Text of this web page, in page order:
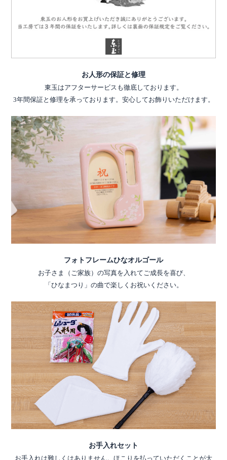
お人形の保証と修理
東玉はアフターサービスも徹底しております。
3年間保証と修理を承っております。安心してお飾りいただけます。
フォトフレームひなオルゴール
お子さま（ご家族）の写真を入れてご成長を喜び、
「ひなまつり」の曲で楽しくお祝いください。
お手入れセット
お手入れは難しくはありません。ほこりを払っていただくことが大